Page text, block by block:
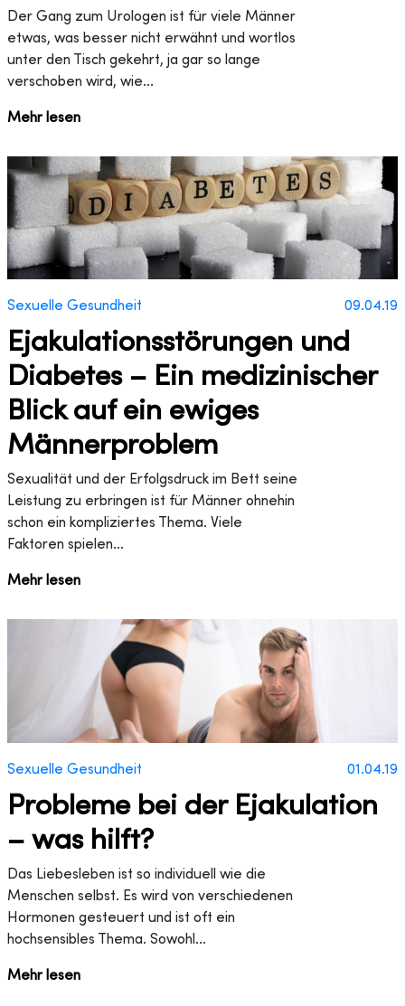
Der Gang zum Urologen ist für viele Männer
etwas, was besser nicht erwähnt und wortlos
unter den Tisch gekehrt, ja gar so lange
verschoben wird, wie...
Mehr lesen
Sexuelle Gesundheit 09.04.19
Ejakulationsstörungen und
Diabetes – Ein medizinischer
Blick auf ein ewiges
Männerproblem
Sexualität und der Erfolgsdruck im Bett seine
Leistung zu erbringen ist für Männer ohnehin
schon ein kompliziertes Thema. Viele
Faktoren spielen...
Mehr lesen
Sexuelle Gesundheit 01.04.19
Probleme bei der Ejakulation
– was hilft?
Das Liebesleben ist so individuell wie die
Menschen selbst. Es wird von verschiedenen
Hormonen gesteuert und ist oft ein
hochsensibles Thema. Sowohl...
Mehr lesen